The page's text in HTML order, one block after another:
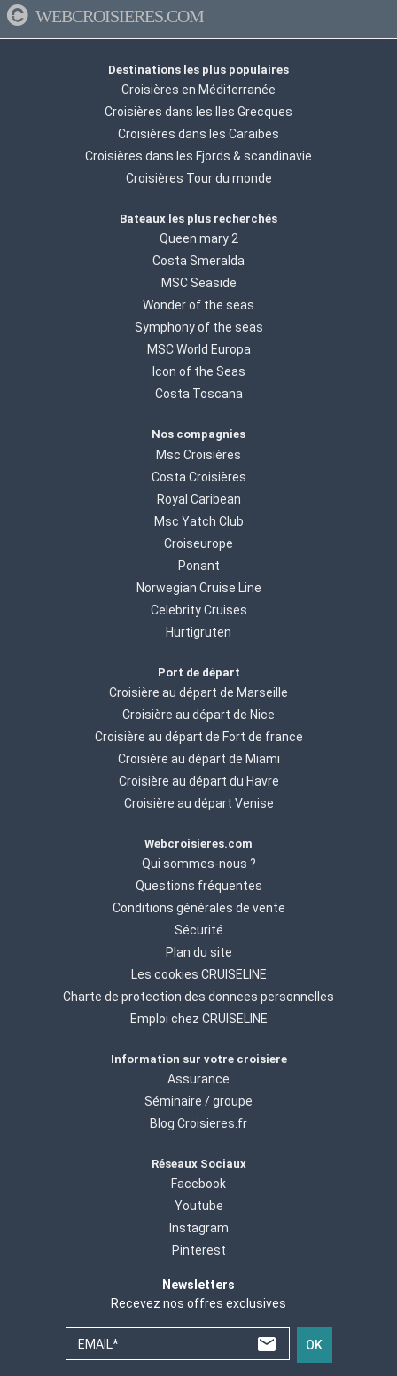
WEBCROISIERES.COM
Destinations les plus populaires
Croisières en Méditerranée
Croisières dans les Iles Grecques
Croisières dans les Caraibes
Croisières dans les Fjords & scandinavie
Croisières Tour du monde
Bateaux les plus recherchés
Queen mary 2
Costa Smeralda
MSC Seaside
Wonder of the seas
Symphony of the seas
MSC World Europa
Icon of the Seas
Costa Toscana
Nos compagnies
Msc Croisières
Costa Croisières
Royal Caribean
Msc Yatch Club
Croiseurope
Ponant
Norwegian Cruise Line
Celebrity Cruises
Hurtigruten
Port de départ
Croisière au départ de Marseille
Croisière au départ de Nice
Croisière au départ de Fort de france
Croisière au départ de Miami
Croisière au départ du Havre
Croisière au départ Venise
Webcroisieres.com
Qui sommes-nous ?
Questions fréquentes
Conditions générales de vente
Sécurité
Plan du site
Les cookies CRUISELINE
Charte de protection des donnees personnelles
Emploi chez CRUISELINE
Information sur votre croisiere
Assurance
Séminaire / groupe
Blog Croisieres.fr
Réseaux Sociaux
Facebook
Youtube
Instagram
Pinterest
Newsletters
Recevez nos offres exclusives
EMAIL* OK